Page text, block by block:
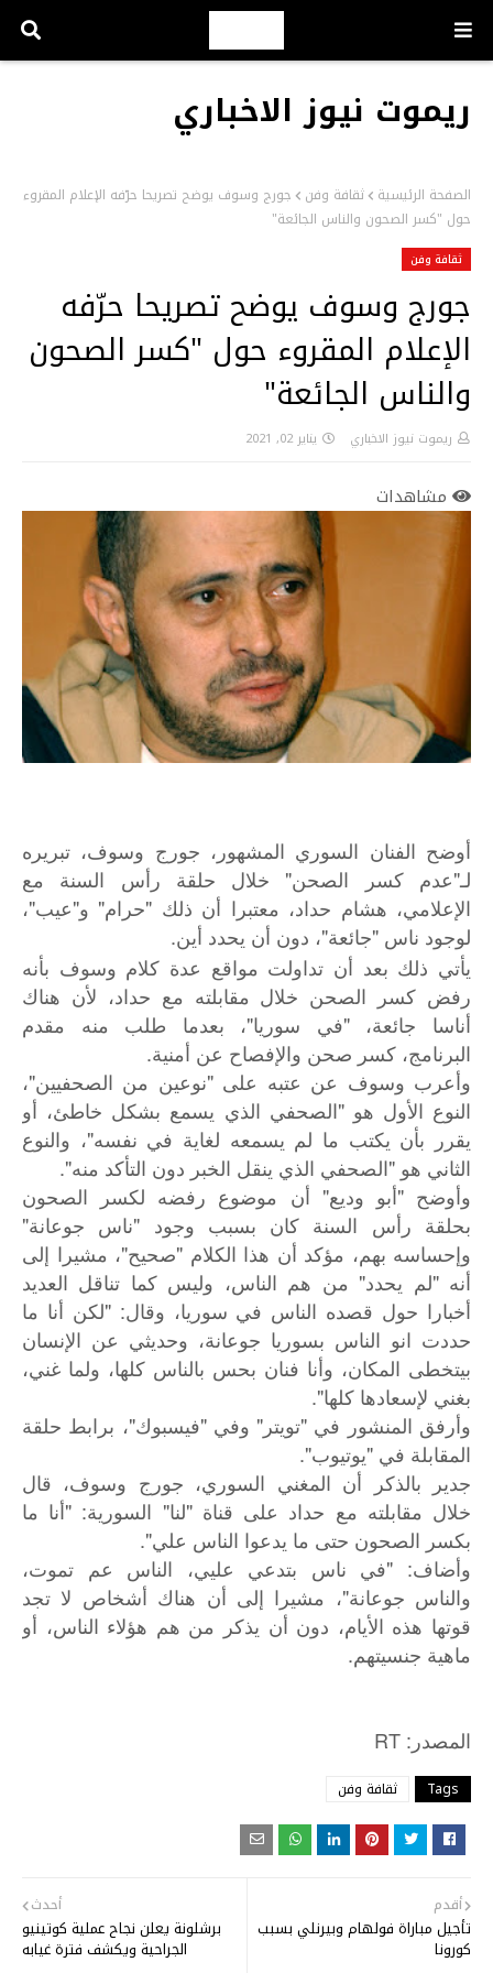
ريموت نيوز الاخباري
الصفحة الرئيسية ثقافة وفن
جورج وسوف يوضح تصريحا حرّفه الإعلام المقروء
حول "كسر الصحون والناس الجائعة"
ثقافة وفن
جورج وسوف يوضح تصريحا حرّفه
الإعلام المقروء حول "كسر الصحون
والناس الجائعة"
ريموت نيوز الاخباري يناير 02, 2021
مشاهدات
أوضح الفنان السوري المشهور، جورج وسوف، تبريره
لـ"عدم كسر الصحن" خلال حلقة رأس السنة مع
الإعلامي، هشام حداد، معتبرا أن ذلك "حرام" و"عيب"،
لوجود ناس "جائعة"، دون أن يحدد أين.
يأتي ذلك بعد أن تداولت مواقع عدة كلام وسوف بأنه
رفض كسر الصحن خلال مقابلته مع حداد، لأن هناك
أناسا جائعة، "في سوريا"، بعدما طلب منه مقدم
البرنامج، كسر صحن والإفصاح عن أمنية.
وأعرب وسوف عن عتبه على "نوعين من الصحفيين"،
النوع الأول هو "الصحفي الذي يسمع بشكل خاطئ، أو
يقرر بأن يكتب ما لم يسمعه لغاية في نفسه"، والنوع
الثاني هو "الصحفي الذي ينقل الخبر دون التأكد منه".
وأوضح "أبو وديع" أن موضوع رفضه لكسر الصحون
بحلقة رأس السنة كان بسبب وجود "ناس جوعانة"
وإحساسه بهم، مؤكد أن هذا الكلام "صحيح"، مشيرا إلى
أنه "لم يحدد" من هم الناس، وليس كما تناقل العديد
أخبارا حول قصده الناس في سوريا، وقال: "لكن أنا ما
حددت انو الناس بسوريا جوعانة، وحديثي عن الإنسان
بيتخطى المكان، وأنا فنان بحس بالناس كلها، ولما غني،
بغني لإسعادها كلها".
وأرفق المنشور في "تويتر" وفي "فيسبوك"، برابط حلقة
المقابلة في "يوتيوب".
جدير بالذكر أن المغني السوري، جورج وسوف، قال
خلال مقابلته مع حداد على قناة "لنا" السورية: "أنا ما
بكسر الصحون حتى ما يدعوا الناس علي".
وأضاف: "في ناس بتدعي عليي، الناس عم تموت،
والناس جوعانة"، مشيرا إلى أن هناك أشخاص لا تجد
قوتها هذه الأيام، دون أن يذكر من هم هؤلاء الناس، أو
ماهية جنسيتهم.
المصدر : RT
Tags ثقافة وفن
أحدث
برشلونة يعلن نجاح عملية كوتينيو
الجراحية ويكشف فترة غيابه
أقدم
تأجيل مباراة فولهام وبيرنلي بسبب
كورونا